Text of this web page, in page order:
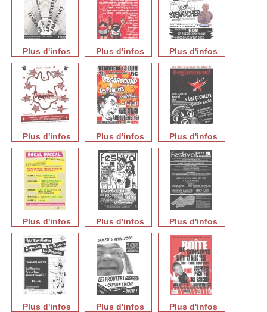
Plus d'infos Plus d'infos Plus d'infos
Plus d'infos Plus d'infos Plus d'infos
Plus d'infos Plus d'infos Plus d'infos
Plus d'infos Plus d'infos Plus d'infos